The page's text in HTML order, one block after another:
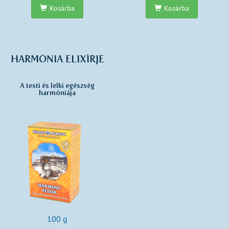
Kosárba Kosárba
HARMÓNIA ELIXÍRJE
A testi és lelki egészség
harmóniája
100 g